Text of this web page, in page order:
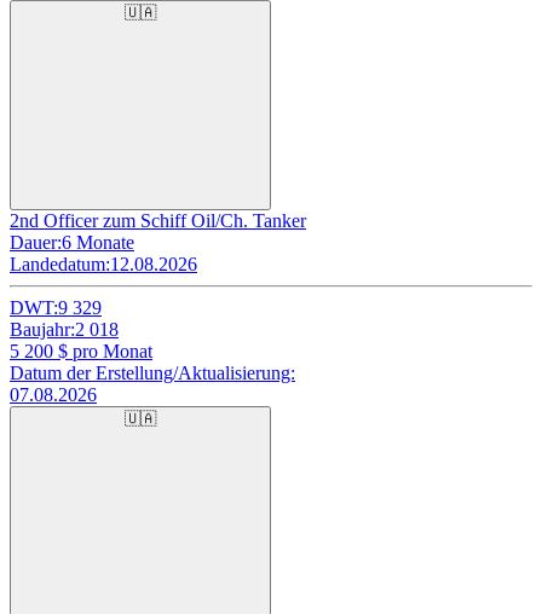
🇺🇦
2nd Officer zum Schiff Oil/Ch. Tanker
Dauer:6 Monate
Landedatum:12.08.2026
DWT:9 329
Baujahr:2 018
5 200 $ pro Monat
Datum der Erstellung/Aktualisierung:
07.08.2026
🇺🇦